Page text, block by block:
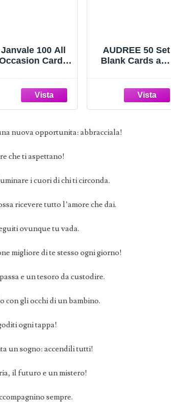
Janvale 100 All
Cards
Envelopes，All
Occasion Cards
inch Cards with
Dividers
AUDREE 50 Set
Blank Cards and
Wildflowers Blank
Greeting Cards
Matching Sticker -
nuova opportunita: abbracciala!
che ti aspettano!
i cuori di chi ti circonda.
ricevere tutto l’amore che dai.
ovunque tu vada.
migliore di te stesso ogni giorno!
e un tesoro da custodire.
con gli occhi di un bambino.
ogni tappa!
un sogno: accendili tutti!
il futuro e un mistero!
sempre.